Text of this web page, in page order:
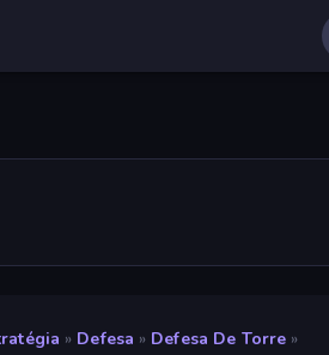
» Defesa » Defesa De Torre »